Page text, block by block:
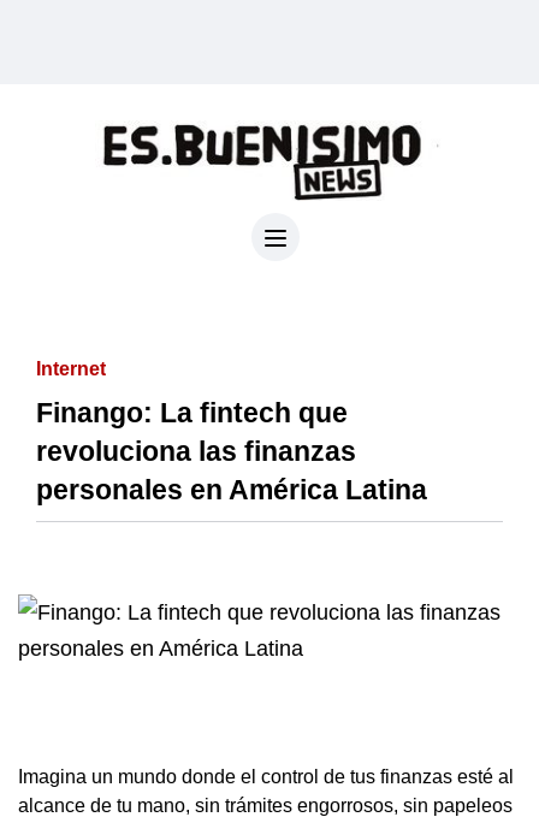
Internet
Finango: La fintech que
revoluciona las finanzas
personales en América Latina
Imagina un mundo donde el control de tus finanzas esté al
alcance de tu mano, sin trámites engorrosos, sin papeleos